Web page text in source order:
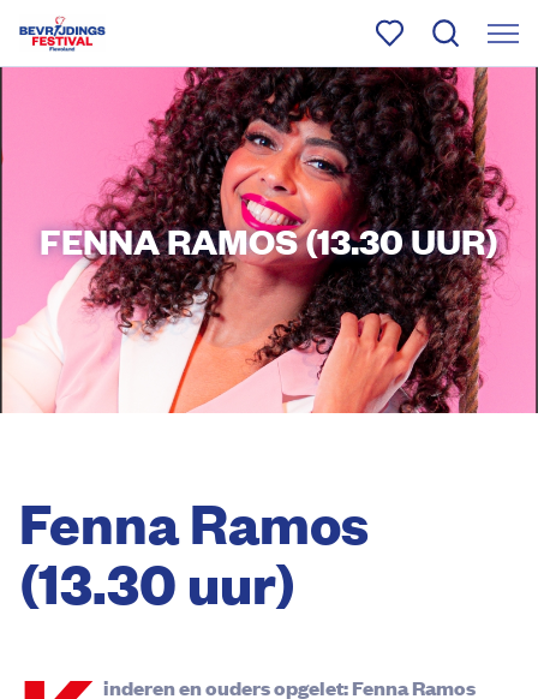
FENNA RAMOS (13.30 UUR)
Fenna Ramos
(13.30 uur)
inderen en ouders opgelet: Fenna Ramos